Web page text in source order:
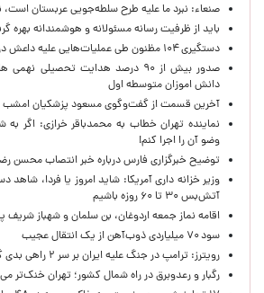
صنعاء: نبرد ما علیه طرح سلطه‌جویی عربستان
باید از ظرفیت رسانه مسئولانه و هوشمندانه بهره
دستگیری ۱۰۴ مظنون طی عملیات‌هایی علیه داعش در ترکیه
دانش اموزان متوسطه اول
آخرین قسمت از گفت‌وگوی مسعود پزشکیان
نماینده تهران خطاب به محمدباقر خرازی: اگر
وضو آن را اجرا کنم!
توضیح خبرگزاری فارس درباره خبر انتصاب محسن
وزیر خزانه داری آمریکا: شاید امروز یا فردا،
آتش‌بس ۳۰ تا ۶۰ روزه باشیم
اقامه نماز جمعه اردوغان، بن ‌سلمان و شهباز
سود ۷۰ میلیاردی ذوب‌آهن از یک انتقال عجیب
رویترز: ترامپ در جنگ علیه ایران بر سر ۲ راهی بدی گیر افتاده است
رگبار و رعدوبرق در راه شمال کشور؛ تهران خنک‌تر